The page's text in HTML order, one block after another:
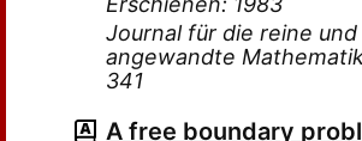
Journal für die reine und
angewandte
341
A free boundary